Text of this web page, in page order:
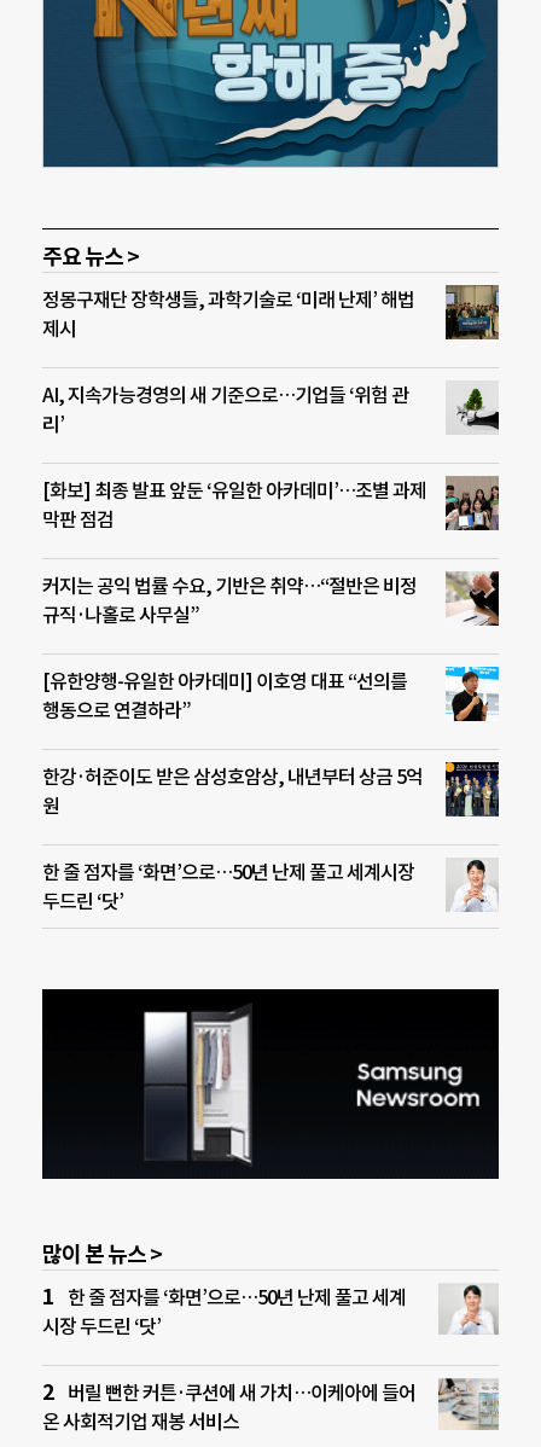
주요 뉴스 >
정몽구재단 장학생들, 과학기술로 ‘미래 난제’ 해법
제시
AI, 지속가능경영의 새 기준으로…기업들 ‘위험 관
리’
[화보] 최종 발표 앞둔 ‘유일한 아카데미’…조별 과제
막판 점검
커지는 공익 법률 수요, 기반은 취약…“절반은 비정
규직·나홀로 사무실”
[유한양행-유일한 아카데미] 이호영 대표 “선의를
행동으로 연결하라”
한강·허준이도 받은 삼성호암상, 내년부터 상금 5억
원
한 줄 점자를 ‘화면’으로…50년 난제 풀고 세계시장
두드린 ‘닷’
많이 본 뉴스 >
한 줄 점자를 ‘화면’으로…50년 난제 풀고 세계
시장 두드린 ‘닷’
버릴 뻔한 커튼·쿠션에 새 가치…이케아에 들어
온 사회적기업 재봉 서비스